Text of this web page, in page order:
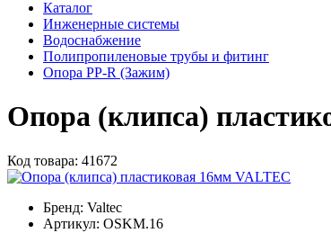
Каталог
Инженерные системы
Водоснабжение
Полипропиленовые трубы и фитинг
Опора PP-R (Зажим)
Опора (клипса)
Код товара: 41672
Бренд: Valtec
Артикул: OSKM.16